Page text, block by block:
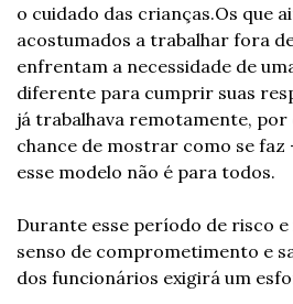
o cuidado das crianças.Os que
acostumados a trabalhar fora
enfrentam a necessidade de
diferente para cumprir suas
já trabalhava remotamente,
chance de mostrar como se faz
esse modelo não é para todos.
Durante esse período de risco
senso de comprometimento e
dos funcionários exigirá um